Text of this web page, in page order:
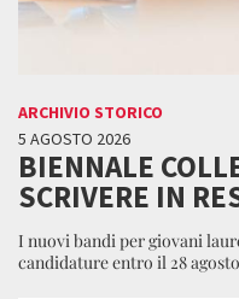
ARCHIVIO STORICO
5 AGOSTO 2026
BIENNALE
SCRIVERE IN
I nuovi bandi per giovani
candidature entro il 28